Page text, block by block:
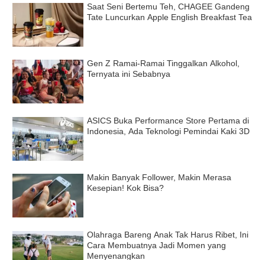
Saat Seni Bertemu Teh, CHAGEE Gandeng
Tate Luncurkan Apple English Breakfast Tea
Gen Z Ramai-Ramai Tinggalkan Alkohol,
Ternyata ini Sebabnya
ASICS Buka Performance Store Pertama di
Indonesia, Ada Teknologi Pemindai Kaki 3D
Makin Banyak Follower, Makin Merasa
Kesepian! Kok Bisa?
Olahraga Bareng Anak Tak Harus Ribet, Ini
Cara Membuatnya Jadi Momen yang
Menyenangkan